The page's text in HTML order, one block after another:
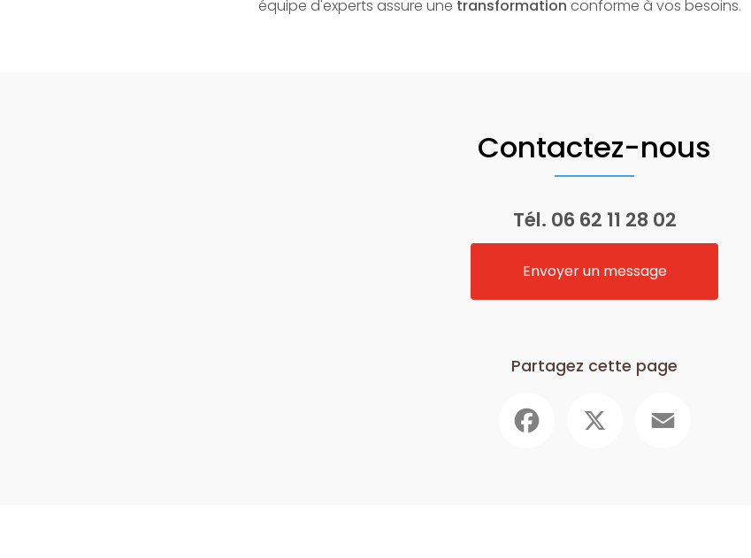
équipe d'experts assure une transformation conforme à vos besoins.
Contactez-nous
Tél. 06 62 11 28 02
Envoyer un message
Partagez cette page